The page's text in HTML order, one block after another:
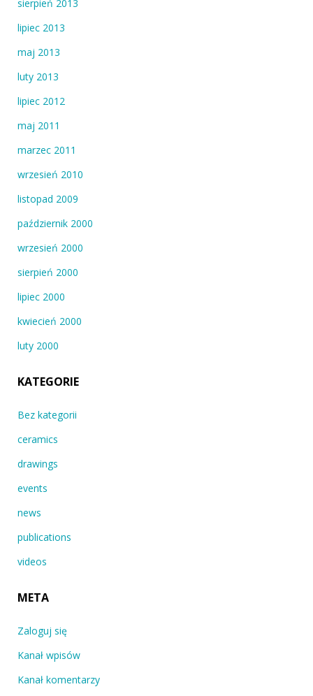
sierpień 2013
lipiec 2013
maj 2013
luty 2013
lipiec 2012
maj 2011
marzec 2011
wrzesień 2010
listopad 2009
październik 2000
wrzesień 2000
sierpień 2000
lipiec 2000
kwiecień 2000
luty 2000
KATEGORIE
Bez kategorii
ceramics
drawings
events
news
publications
videos
META
Zaloguj się
Kanał wpisów
Kanał komentarzy